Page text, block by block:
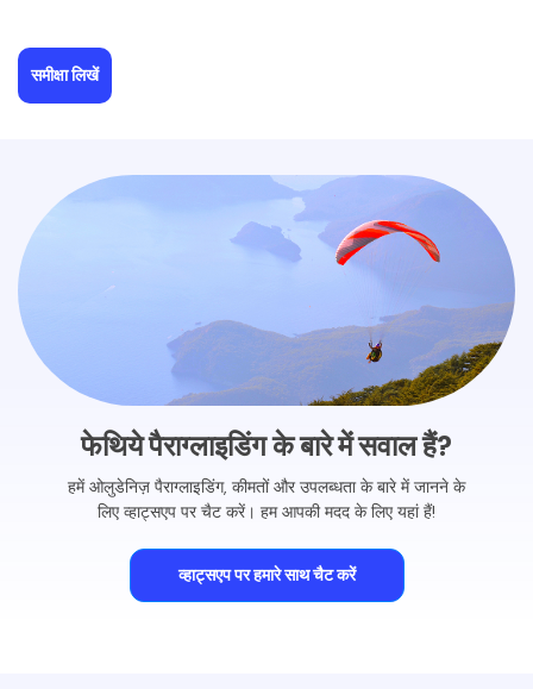
समीक्षा लिखें
फेथिये पैराग्लाइडिंग के बारे में सवाल हैं?
हमें ओलुडेनिज़ पैराग्लाइडिंग, कीमतों और उपलब्धता के बारे में जानने के
लिए व्हाट्सएप पर चैट करें। हम आपकी मदद के लिए यहां हैं!
व्हाट्सएप पर हमारे साथ चैट करें